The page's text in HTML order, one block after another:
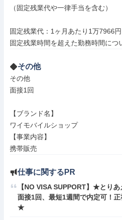
（固定残業代や一律手当を含む）
固定残業代：1ヶ月あたり1万7966
その他
その他
面接1回
【ブランド名】
ワイモバイルショップ
【事業内容】
携帯販売
仕事に関するPR
【NO VISA SUPPORT】★とり
面接1回、最短1週間で内定可！
★